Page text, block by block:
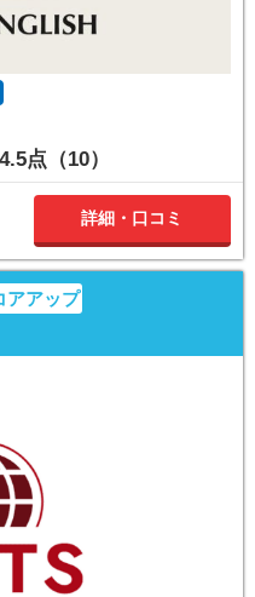
4.5点（10）
詳細・口コミ
アアップ